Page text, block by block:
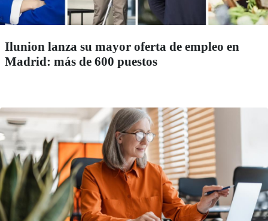
Ilunion lanza su mayor oferta de empleo en
Madrid: más de 600 puestos